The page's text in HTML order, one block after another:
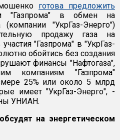
готова предложить
"Газпрома" в обмен на
"УкрГаз-Энерго")
продажу газа на
"Газпрома" в "УкрГаз-
обойтись без создания
финансы "Нафтогаза",
компаниям "Газпрома"
25% или около 5 млрд
имеет "УкрГаз-Энерго", -
УНИАН.
на энергетическом